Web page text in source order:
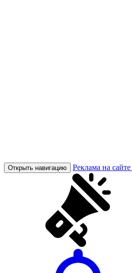
Открыть навигацию Реклама на сайте